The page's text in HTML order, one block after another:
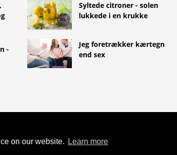
on our website. Learn more
-
Syltede citroner - solen
lukkede i en krukke
Jeg foretrækker kærtegn
end sex